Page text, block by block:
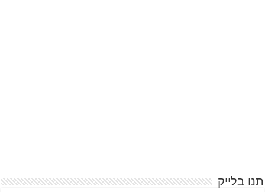
תנו בלייק